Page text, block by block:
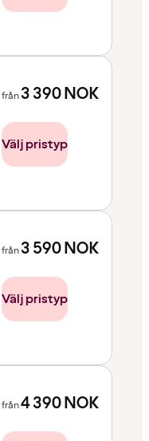
från3 390NOK
Välj pristyp
från3 590NOK
Välj pristyp
från4 390NOK